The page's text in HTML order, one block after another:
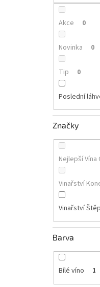
Akce 0
Novinka 0
Tip 0
Poslední
Značky
Nejlepší Vína
Vinařství
Vinařství
Barva
Bílé víno 1